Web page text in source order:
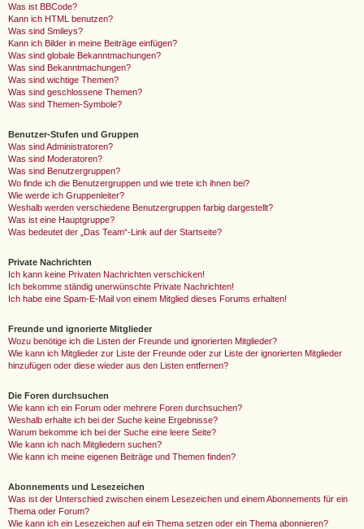
Was ist BBCode?
Kann ich HTML benutzen?
Was sind Smileys?
Kann ich Bilder in meine Beiträge einfügen?
Was sind globale Bekanntmachungen?
Was sind Bekanntmachungen?
Was sind wichtige Themen?
Was sind geschlossene Themen?
Was sind Themen-Symbole?
Benutzer-Stufen und Gruppen
Was sind Administratoren?
Was sind Moderatoren?
Was sind Benutzergruppen?
Wo finde ich die Benutzergruppen und wie trete ich ihnen bei?
Wie werde ich Gruppenleiter?
Weshalb werden verschiedene Benutzergruppen farbig dargestellt?
Was ist eine Hauptgruppe?
Was bedeutet der „Das Team“-Link auf der Startseite?
Private Nachrichten
Ich kann keine Privaten Nachrichten verschicken!
Ich bekomme ständig unerwünschte Private Nachrichten!
Ich habe eine Spam-E-Mail von einem Mitglied dieses Forums erhalten!
Freunde und ignorierte Mitglieder
Wozu benötige ich die Listen der Freunde und ignorierten Mitglieder?
Wie kann ich Mitglieder zur Liste der Freunde oder zur Liste der ignorierten Mitglieder
hinzufügen oder diese wieder aus den Listen entfernen?
Die Foren durchsuchen
Wie kann ich ein Forum oder mehrere Foren durchsuchen?
Weshalb erhalte ich bei der Suche keine Ergebnisse?
Warum bekomme ich bei der Suche eine leere Seite?
Wie kann ich nach Mitgliedern suchen?
Wie kann ich meine eigenen Beiträge und Themen finden?
Abonnements und Lesezeichen
Was ist der Unterschied zwischen einem Lesezeichen und einem Abonnements für ein
Thema oder Forum?
Wie kann ich ein Lesezeichen auf ein Thema setzen oder ein Thema abonnieren?